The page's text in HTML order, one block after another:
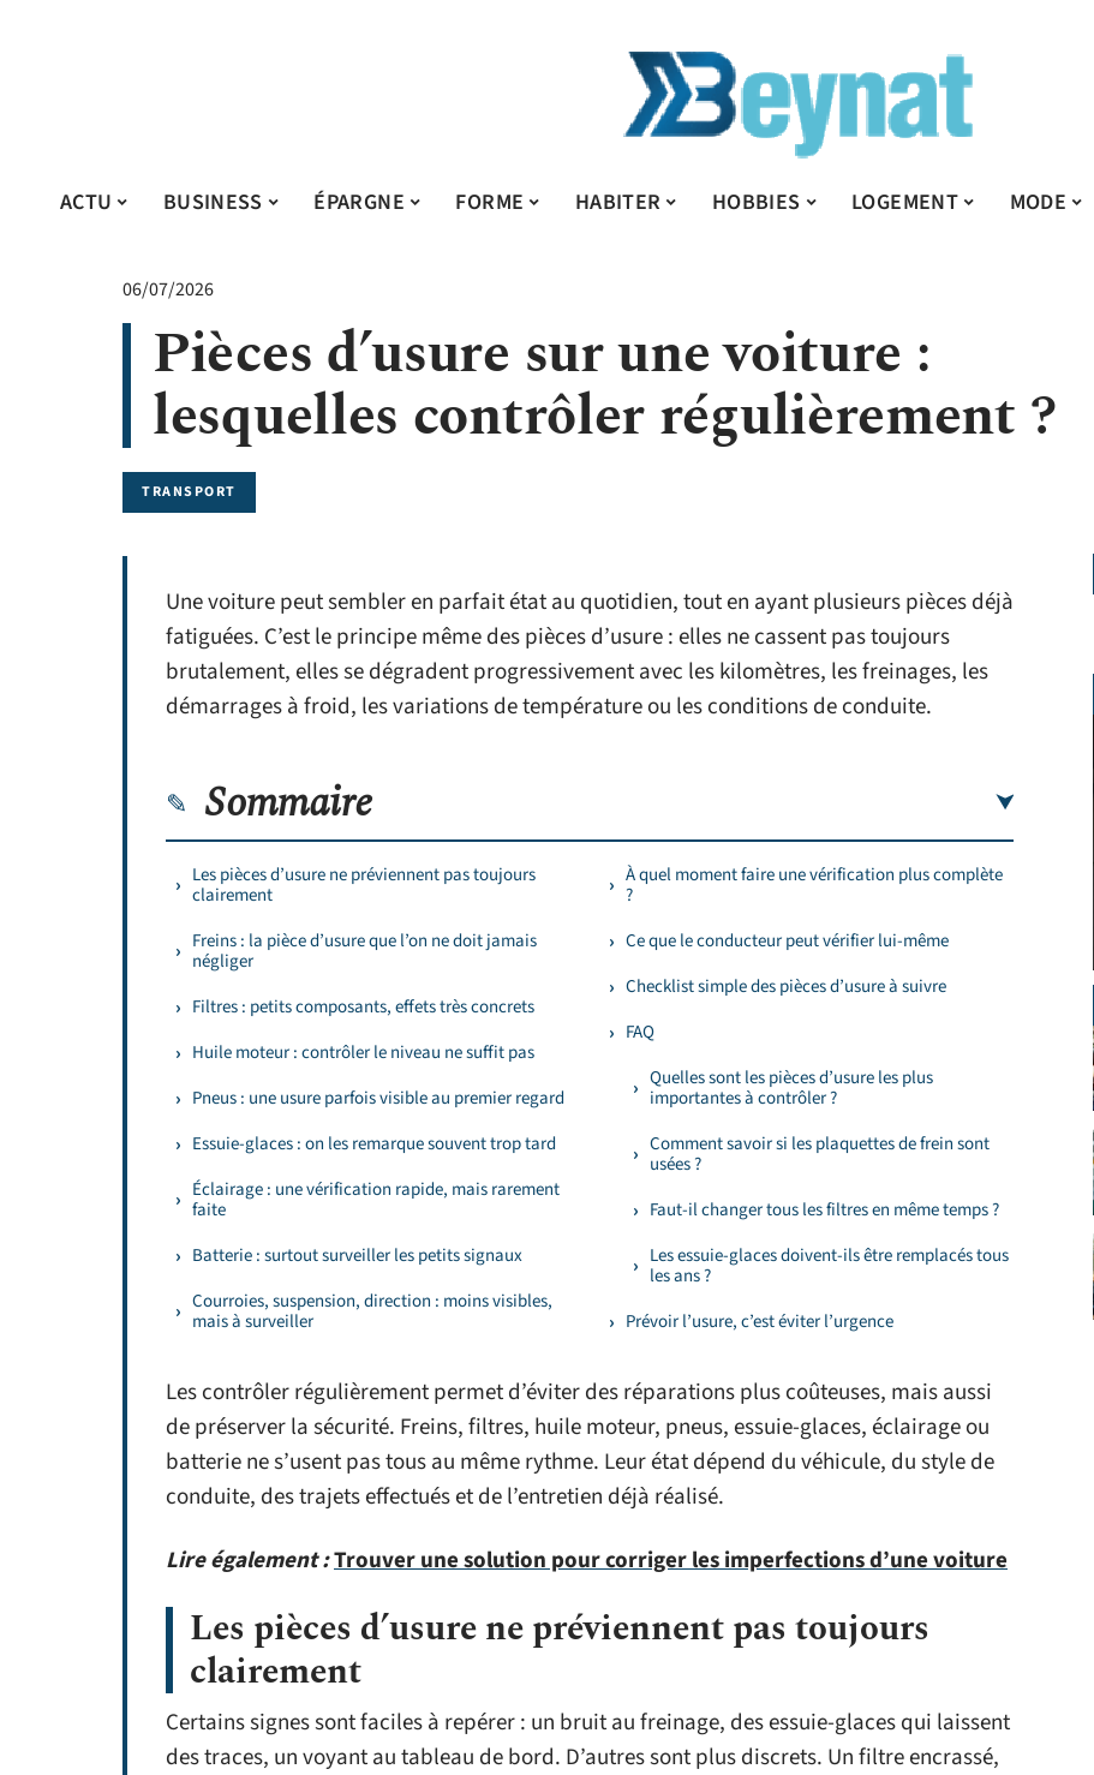
ACTU BUSINESS ÉPARGNE FORME HABITER HOBBIES LOGEMENT MODE
06/07/2026
Pièces d’usure sur une voiture :
lesquelles contrôler régulièrement ?
TRANSPORT
Une voiture peut sembler en parfait état au quotidien, tout en ayant plusieurs pièces déjà
fatiguées. C’est le principe même des pièces d’usure : elles ne cassent pas toujours
brutalement, elles se dégradent progressivement avec les kilomètres, les freinages, les
démarrages à froid, les variations de température ou les conditions de conduite.
Sommaire
Les pièces d’usure ne préviennent pas toujours
clairement
Freins : la pièce d’usure que l’on ne doit jamais
négliger
Filtres : petits composants, effets très concrets
Huile moteur : contrôler le niveau ne suffit pas
Pneus : une usure parfois visible au premier regard
Essuie-glaces : on les remarque souvent trop tard
Éclairage : une vérification rapide, mais rarement
faite
Batterie : surtout surveiller les petits signaux
Courroies, suspension, direction : moins visibles,
mais à surveiller
À quel moment faire une vérification plus complète
?
Ce que le conducteur peut vérifier lui-même
Checklist simple des pièces d’usure à suivre
FAQ
Quelles sont les pièces d’usure les plus
importantes à contrôler ?
Comment savoir si les plaquettes de frein sont
usées ?
Faut-il changer tous les filtres en même temps ?
Les essuie-glaces doivent-ils être remplacés tous
les ans ?
Prévoir l’usure, c’est éviter l’urgence
Les contrôler régulièrement permet d’éviter des réparations plus coûteuses, mais aussi
de préserver la sécurité. Freins, filtres, huile moteur, pneus, essuie-glaces, éclairage ou
batterie ne s’usent pas tous au même rythme. Leur état dépend du véhicule, du style de
conduite, des trajets effectués et de l’entretien déjà réalisé.
Lire également :Trouver une solution pour corriger les imperfections d’une voiture
Les pièces d’usure ne préviennent pas toujours
clairement
Certains signes sont faciles à repérer : un bruit au freinage, des essuie-glaces qui laissent
des traces, un voyant au tableau de bord. D’autres sont plus discrets. Un filtre encrassé,